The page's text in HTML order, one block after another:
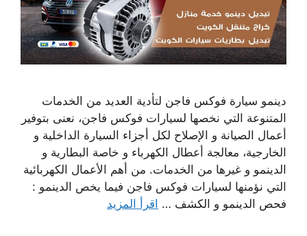
دينمو سيارة فوكس فاجن لتأدية العديد من الخدمات
المتنوعة التي نخصها لسيارات فوكس فاجن، نعنى بتوفير
أعمال الصيانة و الإصلاح لكل أجزاء السيارة الداخلية و
الخارجية، معالجة أعطال الكهرباء و خاصة البطارية و
الدينمو و غيرها من الخدمات. من أهم الأعمال الكهربائية
التي نؤمنها لسيارات فوكس فاجن فيما يخص الدينمو :
فحص الدينمو و الكشف … اقرأ المزيد